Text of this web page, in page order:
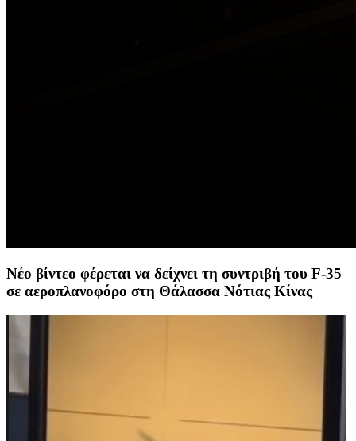
Νέο βίντεο φέρεται να δείχνει τη συντριβή του F-35
σε αεροπλανοφόρο στη Θάλασσα Νότιας Κίνας